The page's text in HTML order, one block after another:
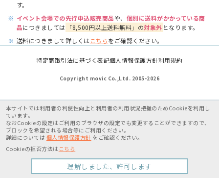
す。
※ イベント会場での先行申込販売商品や、 個別に送料がかかっている商
品につきましては 「8,500円以上送料無料」の対象外 となります。
※ 送料につきまして詳しくはこちらをご確認ください。
特定商取引法に基づく表記個人情報保護方針利用規約
Copyright movic Co.,Ltd. 2005-2026
本サイトでは利用者の利便性向上と利用者の利用状況把握のためCookieを利用し
ています。
なおCookieの設定はご利用のブラウザの設定でも変更することができますので、
ブロックを希望される場合等にご利用ください。
詳細については 個人情報保護方針 をご確認ください。
Cookieの拒否方法は こちら
理解しました、許可します